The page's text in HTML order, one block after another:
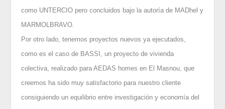
como UNTERCIO pero concluidos bajo la autoría de MADhel y
MARMOLBRAVO.
Por otro lado, tenemos proyectos nuevos ya ejecutados,
como es el caso de BASSI, un proyecto de vivienda
colectiva, realizado para AEDAS homes en El Masnou, que
creemos ha sido muy satisfactorio para nuestro cliente
consiguiendo un equilibrio entre investigación y economía del